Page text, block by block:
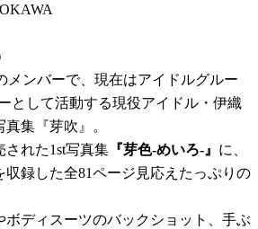
メンバーで、現在はアイドルグルー
として活動する現役アイドル・伊織
集『芽吹』。
された1st写真集 『芽色-めいろ-』 に、
録した全81ページ見応えたっぷりの
ボディスーツのバックショット、手ぶ